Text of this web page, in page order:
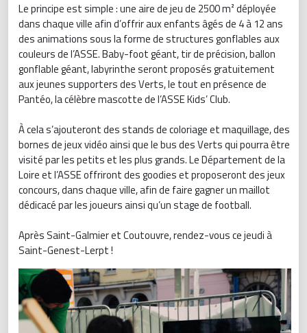
Le principe est simple : une aire de jeu de 2500 m² déployée
dans chaque ville afin d’offrir aux enfants âgés de 4 à 12 ans
des animations sous la forme de structures gonflables aux
couleurs de l’ASSE. Baby-foot géant, tir de précision, ballon
gonflable géant, labyrinthe seront proposés gratuitement
aux jeunes supporters des Verts, le tout en présence de
Pantéo, la célèbre mascotte de l’ASSE Kids’ Club.
À cela s’ajouteront des stands de coloriage et maquillage, des
bornes de jeux vidéo ainsi que le bus des Verts qui pourra être
visité par les petits et les plus grands. Le Département de la
Loire et l’ASSE offriront des goodies et proposeront des jeux
concours, dans chaque ville, afin de faire gagner un maillot
dédicacé par les joueurs ainsi qu’un stage de football.
Après Saint-Galmier et Coutouvre, rendez-vous ce jeudi à
Saint-Genest-Lerpt !